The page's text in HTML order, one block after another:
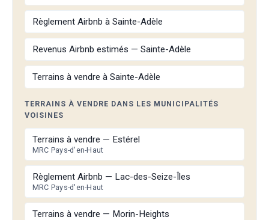
Règlement Airbnb à Sainte-Adèle
Revenus Airbnb estimés — Sainte-Adèle
Terrains à vendre à Sainte-Adèle
TERRAINS À VENDRE DANS LES MUNICIPALITÉS
VOISINES
Terrains à vendre — Estérel
MRC Pays-d'en-Haut
Règlement Airbnb — Lac-des-Seize-Îles
MRC Pays-d'en-Haut
Terrains à vendre — Morin-Heights